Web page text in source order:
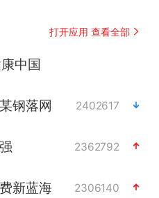
打开应用 查看全部
中国
钢落网 2402617
2362792
新蓝海 2306140